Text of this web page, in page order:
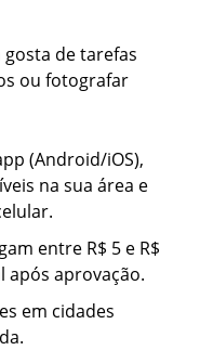
de tarefas
ou fotografar
(Android/iOS),
na sua área e
entre R$ 5 e R$
após aprovação.
em cidades